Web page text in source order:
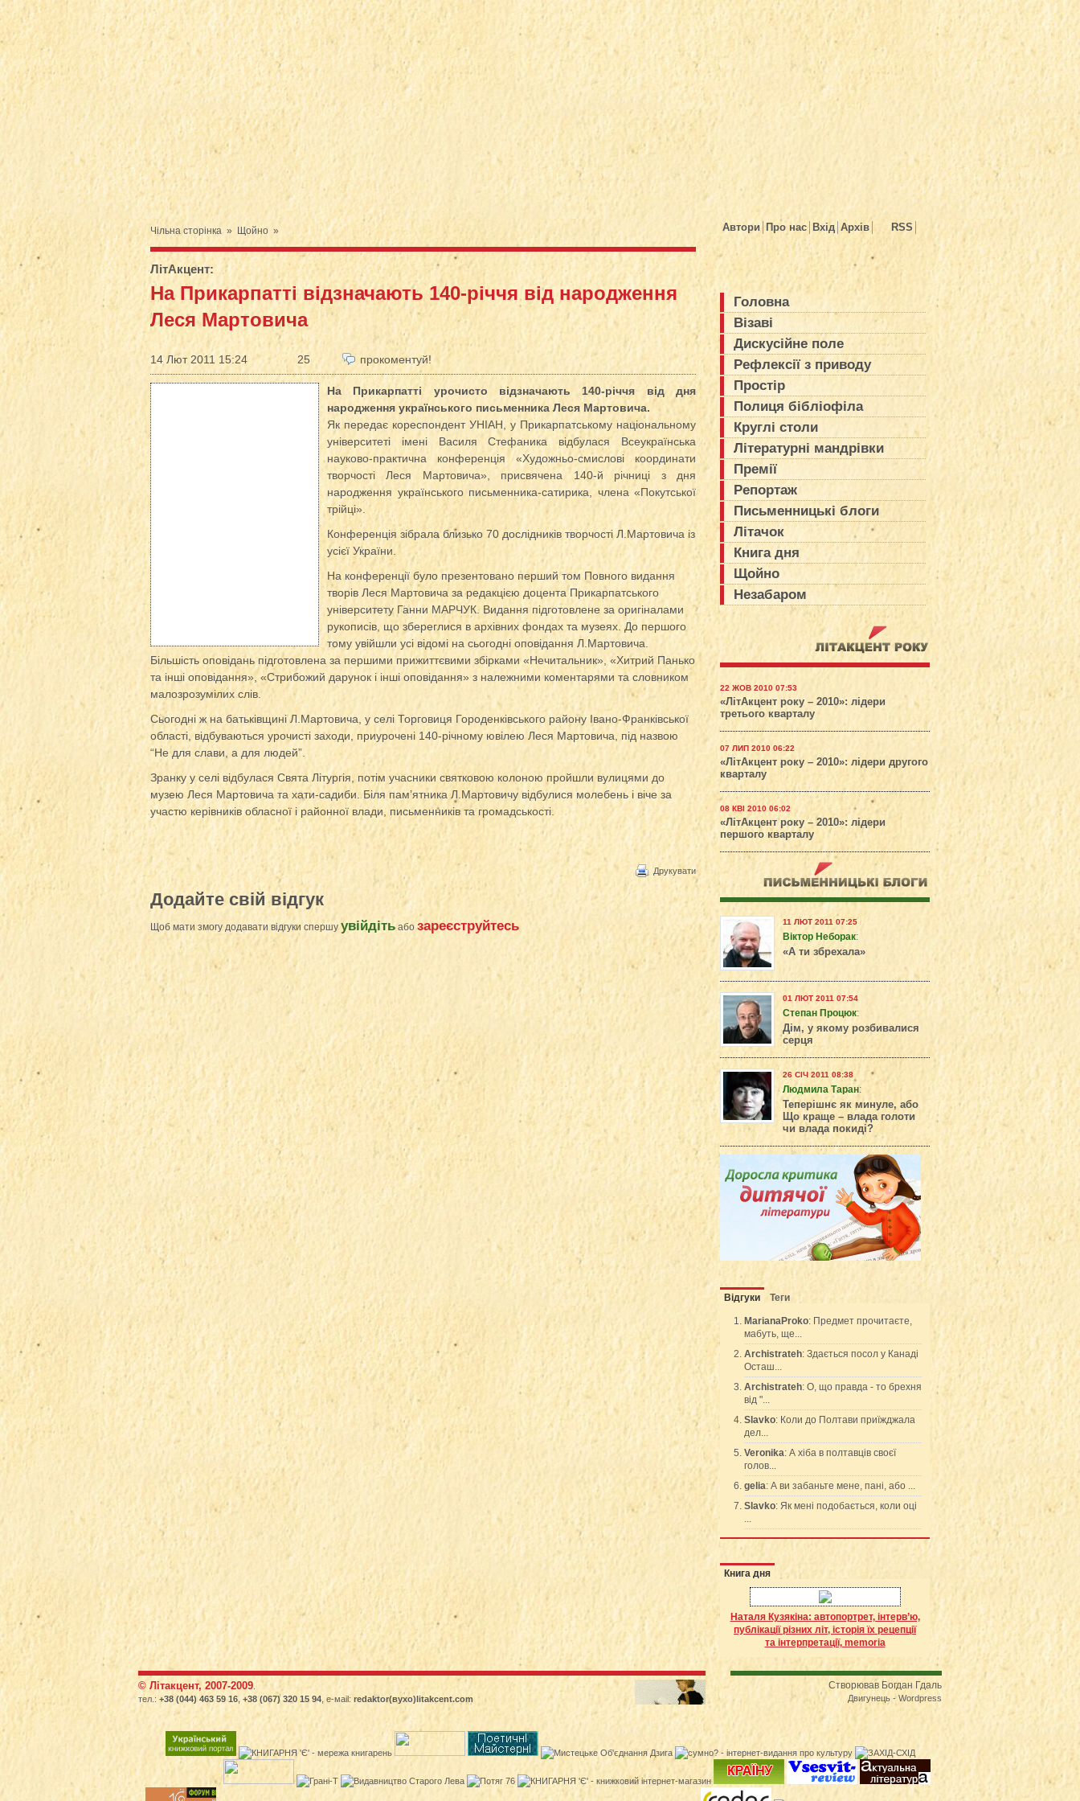
Чільна сторінка » Щойно »
ЛітАкцент:
На Прикарпатті відзначають 140-річчя від народження
Леся Мартовича
14 Лют 2011 15:24 25 прокоментуй!
На Прикарпатті урочисто відзначають 140-річчя від дня
народження українського письменника Леся Мартовича.
Як передає кореспондент УНІАН, у Прикарпатському національному
університеті імені Василя Стефаника відбулася Всеукраїнська
науково-практична конференція «Художньо-смислові координати
творчості Леся Мартовича», присвячена 140-й річниці з дня
народження українського письменника-сатирика, члена «Покутської
трійці».
Конференція зібрала близько 70 дослідників творчості Л.Мартовича із
усієї України.
На конференції було презентовано перший том Повного видання
творів Леся Мартовича за редакцією доцента Прикарпатського
університету Ганни МАРЧУК. Видання підготовлене за оригіналами
рукописів, що збереглися в архівних фондах та музеях. До першого
тому увійшли усі відомі на сьогодні оповідання Л.Мартовича.
Більшість оповідань підготовлена за першими прижиттєвими збірками «Нечитальник», «Хитрий Панько
та інші оповідання», «Стрибожий дарунок і інші оповідання» з належними коментарями та словником
малозрозумілих слів.
Сьогодні ж на батьківщині Л.Мартовича, у селі Торговиця Городенківського району Івано-Франківської
області, відбуваються урочисті заходи, приурочені 140-річному ювілею Леся Мартовича, під назвою
“Не для слави, а для людей”.
Зранку у селі відбулася Свята Літургія, потім учасники святковою колоною пройшли вулицями до
музею Леся Мартовича та хати-садиби. Біля пам’ятника Л.Мартовичу відбулися молебень і віче за
участю керівників обласної і районної влади, письменників та громадськості.
Друкувати
Додайте свій відгук
Щоб мати змогу додавати відгуки спершу увійдіть абозареєструйтесь
Автори Про нас Вхід Архів RSS
Головна
Візаві
Дискусійне поле
Рефлексії з приводу
Простір
Полиця бібліофіла
Круглі столи
Літературні мандрівки
Премії
Репортаж
Письменницькі блоги
Літачок
Книга дня
Щойно
Незабаром
22 ЖОВ 2010 07:53
«ЛітАкцент року – 2010»: лідери
третього кварталу
07 ЛИП 2010 06:22
«ЛітАкцент року – 2010»: лідери другого
кварталу
08 КВІ 2010 06:02
«ЛітАкцент року – 2010»: лідери
першого кварталу
11 ЛЮТ 2011 07:25
Віктор Неборак:
«А ти збрехала»
01 ЛЮТ 2011 07:54
Степан Процюк:
Дім, у якому розбивалися
серця
26 СІЧ 2011 08:38
Людмила Таран:
Теперішнє як минуле, або
Що краще – влада голоти
чи влада покиді?
Відгуки Теги
MarianaProko: Предмет прочитаєте,
мабуть, ще...
Archistrateh: Здається посол у Канаді
Осташ...
Archistrateh: О, що правда - то брехня
від "...
Slavko: Коли до Полтави приїжджала
дел...
Veronika: А хіба в полтавців своєї
голов...
gelia: А ви забаньте мене, пані, або ...
Slavko: Як мені подобається, коли оці
...
Книга дня
Наталя Кузякіна: автопортрет, інтерв’ю,
публікації різних літ, історія їх рецепції
та інтерпретації, memoria
© Літакцент, 2007-2009
тел.: +38 (044) 463 59 16 +38 (067) 320 15 94 , е-маіl: redaktor(вухо)litakcent.com
Створював Богдан Гдаль
Двигунець - Wordpress